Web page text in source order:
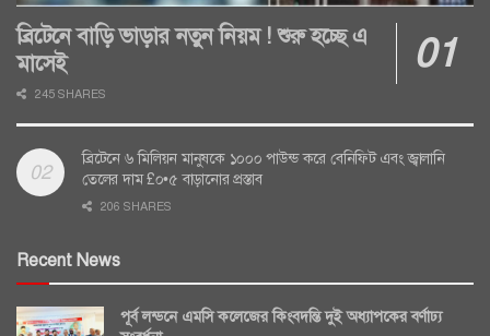
ব্রিটেনে বাড়ি ভাড়ার নতুন নিয়ম ! শুরু হচ্ছে এ
মাসেই
245 SHARES
ব্রিটেনে ৬ মিলিয়ন মানুষকে ১০০০ পাউন্ড করে বেনিফিট এবং জ্বালানি
তেলের দাম £০•৫ বাড়ানোর প্রস্তাব
206 SHARES
Recent News
পূর্ব লন্ডনে এমসি কলেজের কিংবদন্তি দুই অধ্যাপকের বর্ণাঢ্য